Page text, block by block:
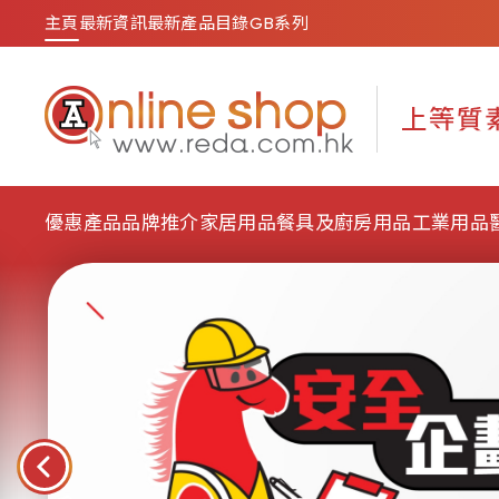
主頁最新資訊最新產品目錄GB系列
優惠產品品牌推介家居用品餐具及廚房用品工業用品